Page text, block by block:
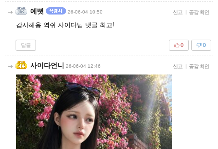
예뻣 26-06-04 10:50 신고 | 공감 확인
감사해용 역쉬 사이다님 댓글 최고!
답글 0
0
사이다언니 26-06-04 12:46 신고 | 공감 확인